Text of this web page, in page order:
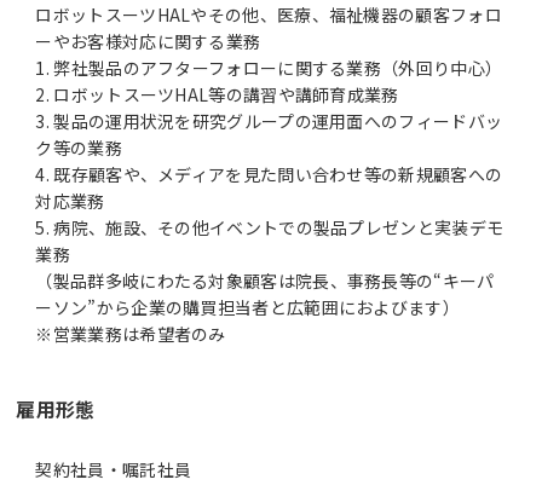
ロボットスーツHALやその他、医療、福祉機器の顧客フォロ
ーやお客様対応に関する業務
1. 弊社製品のアフターフォローに関する業務（外回り中心）
2. ロボットスーツHAL等の講習や講師育成業務
3. 製品の運用状況を研究グループの運用面へのフィードバッ
ク等の業務
4. 既存顧客や、メディアを見た問い合わせ等の新規顧客への
対応業務
5. 病院、施設、その他イベントでの製品プレゼンと実装デモ
業務
（製品群多岐にわたる対象顧客は院長、事務長等の“キーパ
ーソン”から企業の購買担当者と広範囲におよびます）
※営業業務は希望者のみ
雇用形態
契約社員・嘱託社員